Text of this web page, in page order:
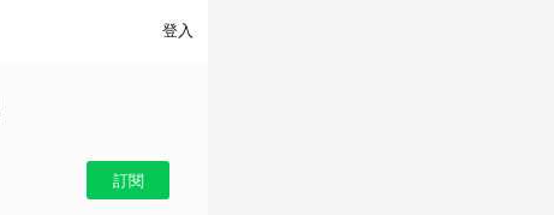
登入
訂閱